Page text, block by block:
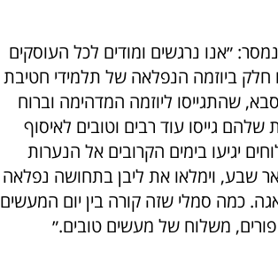
״אנו נרגשים ומודים לכל העוסקים
ביוזמה הנפלאה של תלמידי חטיבת
שהתגייסו ליוזמה המדהימה וברוח
גייסו עוד רבים וטובים לאיסוף
יגיעו בימים הקרובים אל הנערות
שבע, וימלאו את ליבן בתחושה נפלאה
כמה סמלי שזה קורה בין יום המעשים
פורים, משלוח של מעשים טובים.״